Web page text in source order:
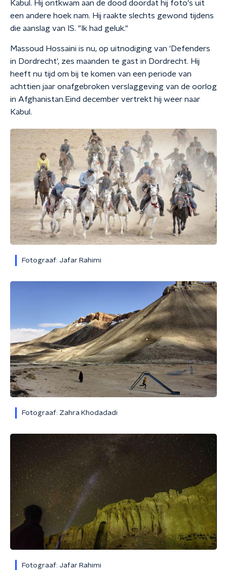
Kabul. Hij ontkwam aan de dood doordat hij foto's uit
een andere hoek nam. Hij raakte slechts gewond tijdens
die aanslag van IS. "Ik had geluk."
Massoud Hossaini is nu, op uitnodiging van 'Defenders
in Dordrecht', zes maanden te gast in Dordrecht. Hij
heeft nu tijd om bij te komen van een periode van
achttien jaar onafgebroken verslaggeving van de oorlog
in Afghanistan. Eind december vertrekt hij weer naar
Kabul.
Fotograaf: Jafar Rahimi
Fotograaf: Zahra Khodadadi
Fotograaf: Jafar Rahimi